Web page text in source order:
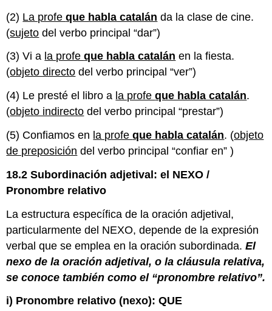
(2) La profeque habla catalán da la clase de cine.
(sujeto del verbo principal “dar”)
(3) Vi a la profeque habla catalán en la fiesta.
(objeto directo del verbo principal “ver”)
(4) Le presté el libro a la profeque habla catalán.
(objeto indirecto del verbo principal “prestar”)
(5) Confiamos en la profeque habla catalán. (objeto
de preposición del verbo principal “confiar en” )
18.2 Subordinación adjetival: el NEXO /
Pronombre relativo
La estructura específica de la oración adjetival,
particularmente del NEXO, depende de la expresión
verbal que se emplea en la oración subordinada.El
nexo de la oración adjetival, o la cláusula relativa,
se conoce también como el “pronombre relativo”.
i) Pronombre relativo (nexo): QUE